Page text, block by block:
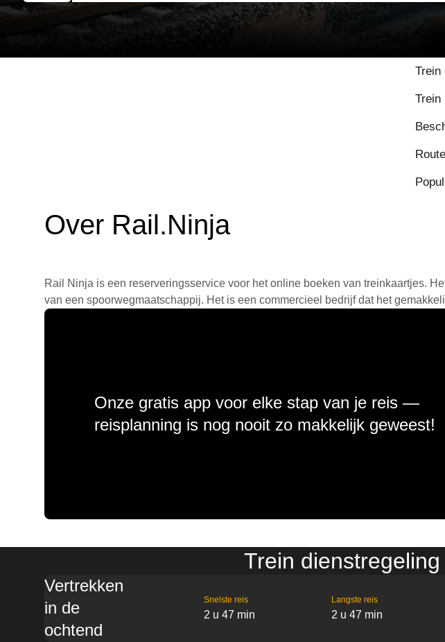
Trein
Trein
Over Rail.Ninja
Rail Ninja is een reserveringsservice voor het online boeken van treinkaartjes.
van een spoorwegmaatschappij. Het is een commercieel bedrijf dat het
Onze gratis app voor elke stap van je reis —
reisplanning is nog nooit zo makkelijk geweest!
Trein
Vertrekken
in de
ochtend
Snelste reis
2 u 47 min
Langste reis
2 u 47 min